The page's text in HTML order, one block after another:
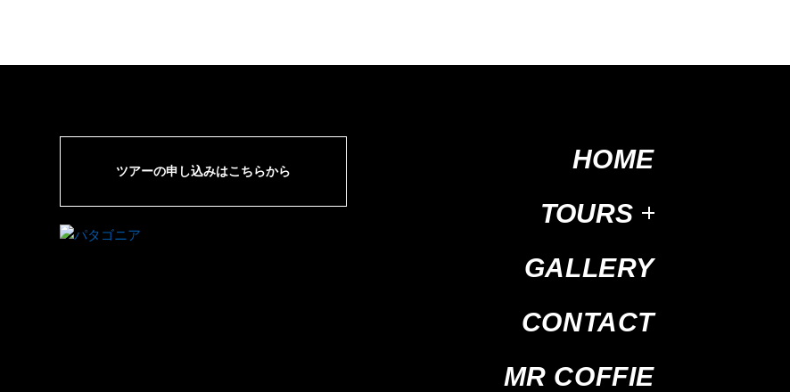
ツアーの申し込みはこちらから
HOME
TOURS
GALLERY
CONTACT
MR COFFIE